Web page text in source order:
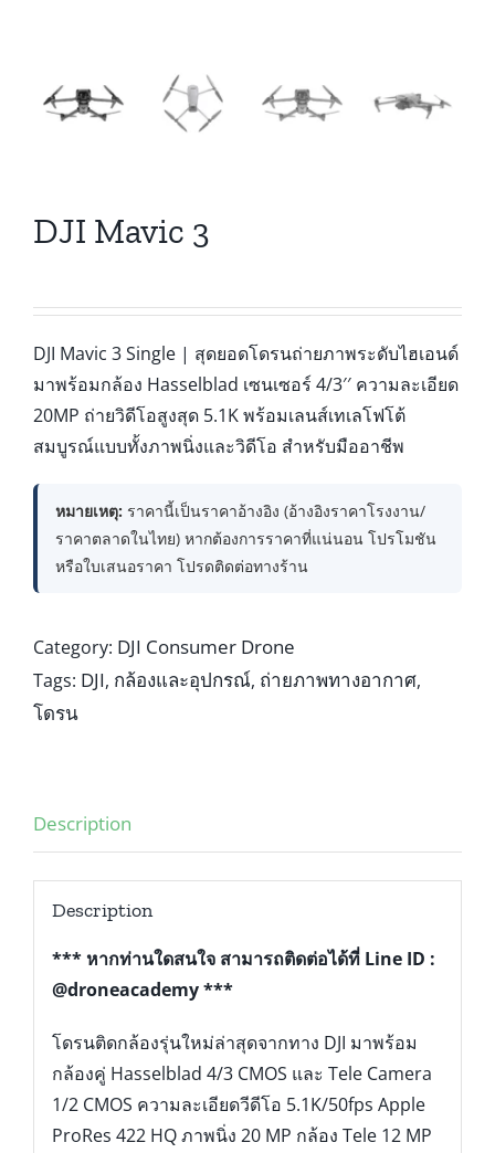
DJI Mavic 3
DJI Mavic 3 Single | สุดยอดโดรนถ่ายภาพระดับไฮเอนด์
มาพร้อมกล้อง Hasselblad เซนเซอร์ 4/3′′ ความละเอียด
20MP ถ่ายวิดีโอสูงสุด 5.1K พร้อมเลนส์เทเลโฟโต้
สมบูรณ์แบบทั้งภาพนิ่งและวิดีโอ สำหรับมืออาชีพ
หมายเหตุ: ราคานี้เป็นราคาอ้างอิง (อ้างอิงราคาโรงงาน/
ราคาตลาดในไทย) หากต้องการราคาที่แน่นอน โปรโมชัน
หรือใบเสนอราคา โปรดติดต่อทางร้าน
Category: DJI Consumer Drone
Tags: DJI, กล้องและอุปกรณ์, ถ่ายภาพทางอากาศ,
โดรน
Description
Description
*** หากท่านใดสนใจ สามารถติดต่อได้ที่ Line ID :
@droneacademy ***
โดรนติดกล้องรุ่นใหม่ล่าสุดจากทาง DJI มาพร้อม
กล้องคู่ Hasselblad 4/3 CMOS และ Tele Camera
1/2 CMOS ความละเอียดวีดีโอ 5.1K/50fps Apple
ProRes 422 HQ ภาพนิ่ง 20 MP กล้อง Tele 12 MP